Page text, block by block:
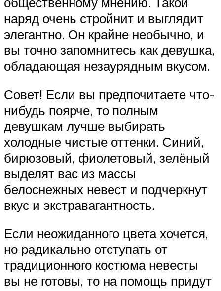
наряд очень стройнит и выглядит
элегантно. Он крайне необычно, и
вы точно запомнитесь как девушка,
обладающая незаурядным вкусом.
Совет! Если вы предпочитаете что-
нибудь поярче, то полным
девушкам лучше выбирать
холодные чистые оттенки. Синий,
бирюзовый, фиолетовый, зелёный
выделят вас из массы
белоснежных невест и подчеркнут
вкус и экстравагантность.
Если неожиданного цвета хочется,
но радикально отступать от
традиционного костюма невесты
вы не готовы, то на помощь придут